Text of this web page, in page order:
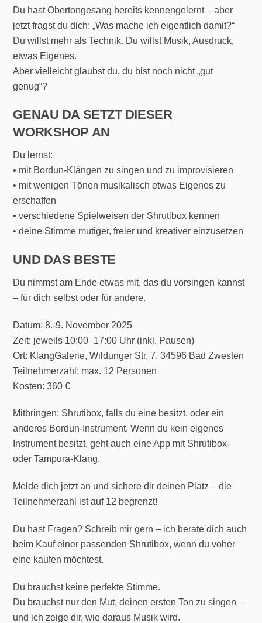
Du hast Obertongesang bereits kennengelernt – aber
jetzt fragst du dich: „Was mache ich eigentlich damit?“
Du willst mehr als Technik. Du willst Musik, Ausdruck,
etwas Eigenes.
Aber vielleicht glaubst du, du bist noch nicht „gut
genug“?
GENAU DA SETZT DIESER
WORKSHOP AN
Du lernst:
• mit Bordun-Klängen zu singen und zu improvisieren
• mit wenigen Tönen musikalisch etwas Eigenes zu
erschaffen
• verschiedene Spielweisen der Shrutibox kennen
• deine Stimme mutiger, freier und kreativer einzusetzen
UND DAS BESTE
Du nimmst am Ende etwas mit, das du vorsingen kannst
– für dich selbst oder für andere.
Datum: 8.-9. November 2025
Zeit: jeweils 10:00–17:00 Uhr (inkl. Pausen)
Ort: KlangGalerie, Wildunger Str. 7, 34596 Bad Zwesten
Teilnehmerzahl: max. 12 Personen
Kosten: 360 €
Mitbringen: Shrutibox, falls du eine besitzt, oder ein
anderes Bordun-Instrument. Wenn du kein eigenes
Instrument besitzt, geht auch eine App mit Shrutibox-
oder Tampura-Klang.
Melde dich jetzt an und sichere dir deinen Platz – die
Teilnehmerzahl ist auf 12 begrenzt!
Du hast Fragen? Schreib mir gern – ich berate dich auch
beim Kauf einer passenden Shrutibox, wenn du voher
eine kaufen möchtest.
Du brauchst keine perfekte Stimme.
Du brauchst nur den Mut, deinen ersten Ton zu singen –
und ich zeige dir, wie daraus Musik wird.